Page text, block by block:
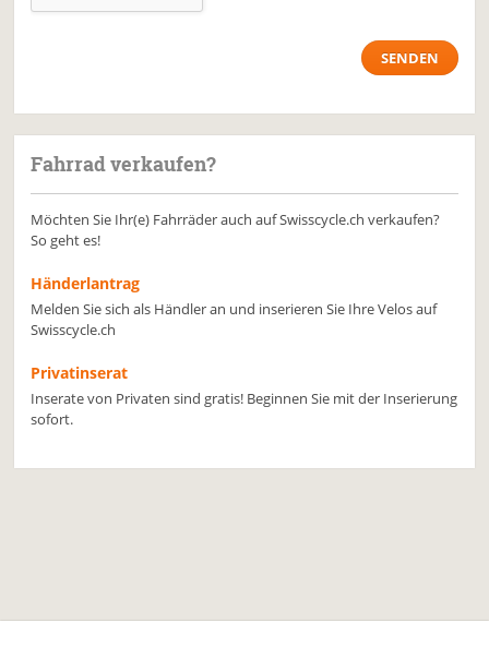
Fahrrad verkaufen?
Möchten Sie Ihr(e) Fahrräder auch auf Swisscycle.ch verkaufen?
So geht es!
Händerlantrag
Melden Sie sich als Händler an und inserieren Sie Ihre Velos auf
Swisscycle.ch
Privatinserat
Inserate von Privaten sind gratis! Beginnen Sie mit der Inserierung
sofort.